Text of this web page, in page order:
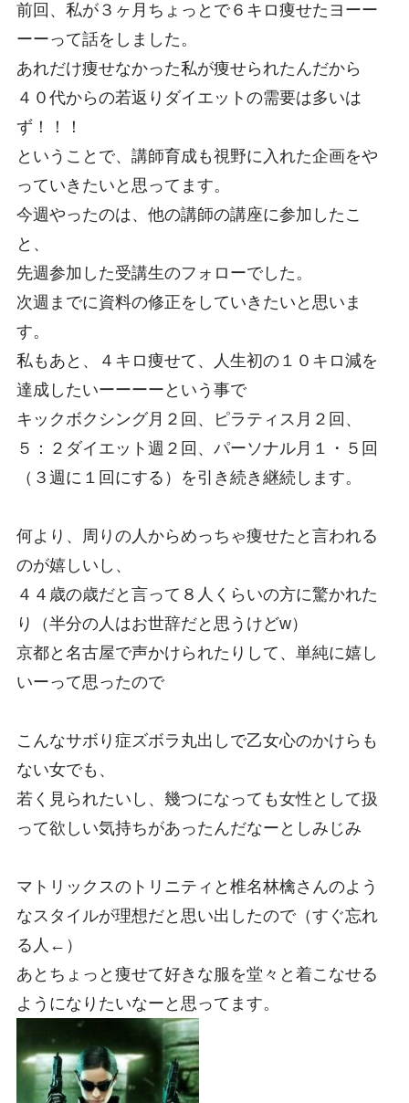
前回、私が３ヶ月ちょっとで６キロ痩せたヨーー
ーーって話をしました。
あれだけ痩せなかった私が痩せられたんだから
４０代からの若返りダイエットの需要は多いは
ず！！！
ということで、講師育成も視野に入れた企画をや
っていきたいと思ってます。
今週やったのは、他の講師の講座に参加したこ
と、
先週参加した受講生のフォローでした。
次週までに資料の修正をしていきたいと思いま
す。
私もあと、４キロ痩せて、人生初の１０キロ減を
達成したいーーーーという事で
キックボクシング月２回、ピラティス月２回、
５：２ダイエット週２回、パーソナル月１・５回
（３週に１回にする）を引き続き継続します。
何より、周りの人からめっちゃ痩せたと言われる
のが嬉しいし、
４４歳の歳だと言って８人くらいの方に驚かれた
り（半分の人はお世辞だと思うけどw）
京都と名古屋で声かけられたりして、単純に嬉し
いーって思ったので
こんなサボり症ズボラ丸出しで乙女心のかけらも
ない女でも、
若く見られたいし、幾つになっても女性として扱
って欲しい気持ちがあったんだなーとしみじみ
マトリックスのトリニティと椎名林檎さんのよう
なスタイルが理想だと思い出したので（すぐ忘れ
る人←）
あとちょっと痩せて好きな服を堂々と着こなせる
ようになりたいなーと思ってます。